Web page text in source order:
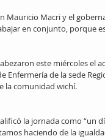
Mauricio Macri y el
en conjunto, porque
este miércoles el
Enfermería de la sede
la comunidad wichí.
la jornada como “un
haciendo de la